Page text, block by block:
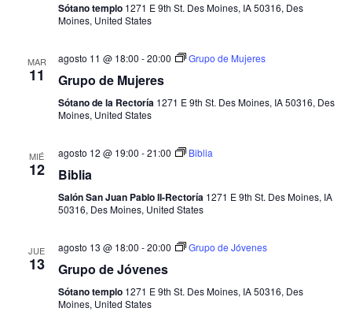
Sótano templo 1271 E 9th St. Des Moines, IA 50316, Des
Moines, United States
MAR
11
agosto 11 @ 18:00 -20:00 Grupo de Mujeres
Grupo de Mujeres
Sótano de la Rectoría 1271 E 9th St. Des Moines, IA 50316, Des
Moines, United States
MIÉ
12
agosto 12 @ 19:00 -21:00 Biblia
Biblia
Salón San Juan Pablo II-Rectoría 1271 E 9th St. Des Moines, IA
50316, Des Moines, United States
JUE
13
agosto 13 @ 18:00 -20:00 Grupo de Jóvenes
Grupo de Jóvenes
Sótano templo 1271 E 9th St. Des Moines, IA 50316, Des
Moines, United States